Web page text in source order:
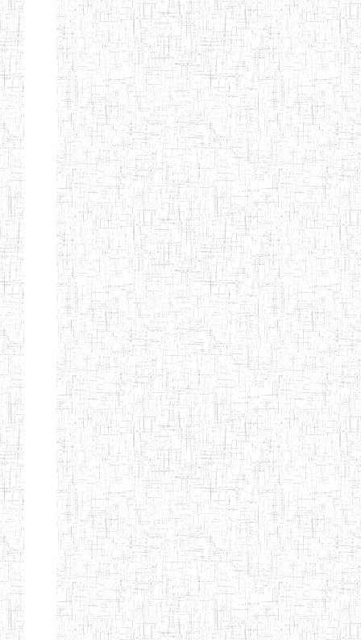
Afficher Page 12 sur 13 Total: 307
Début Préc. 4 5 6 7 8
9
13
Suivant Fin
ENIEG DE
KRIBI
01/09/1986 ENIEG Public
ENIEG DE
MVENGUE
08/09/2003 ENIEG Public
ENIEG
D'AMBAM
02/05/2001 ENIEG Public
GTTC BUEA 15/09/1986 ENIEG Public
GTTC LIMBE 08/09/2003 ENIEG Public
Etablissements
d'enseignement
secondaire
technique